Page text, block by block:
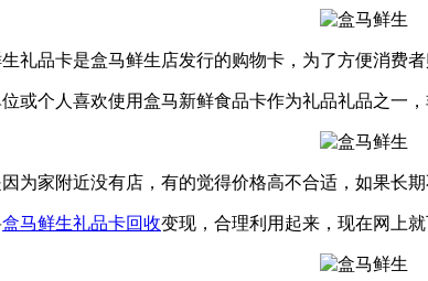
礼品卡是盒马鲜生店发行的购物卡，为了方便消费者
或个人喜欢使用盒马新鲜食品卡作为礼品礼品之一
为家附近没有店，有的觉得价格高不合适，如果长
盒马鲜生礼品卡回收变现，合理利用起来，现在网上